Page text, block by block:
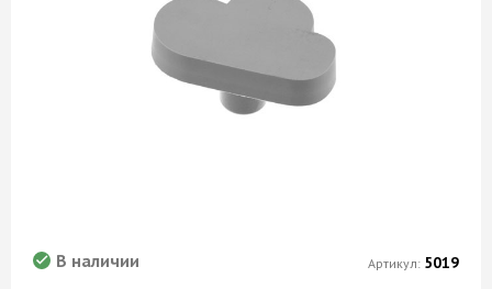
В наличии Артикул: 5019